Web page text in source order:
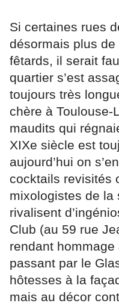
Si certaines rues
désormais plus
fêtards, il serait
quartier s’est
toujours très
chère à Toulouse-
maudits qui
XIXe siècle est
aujourd’hui on
cocktails revisités
mixologistes de la
rivalisent
Club (au 59 rue
rendant
passant par le
hôtesses à la
mais au décor